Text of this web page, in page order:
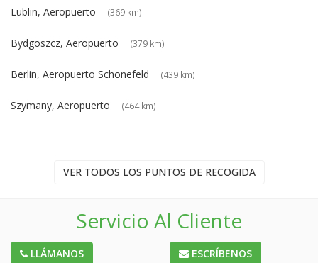
Lublin, Aeropuerto (369 km)
Bydgoszcz, Aeropuerto (379 km)
Berlin, Aeropuerto Schonefeld (439 km)
Szymany, Aeropuerto (464 km)
VER TODOS LOS PUNTOS DE RECOGIDA
Servicio Al Cliente
LLÁMANOS ESCRÍBENOS